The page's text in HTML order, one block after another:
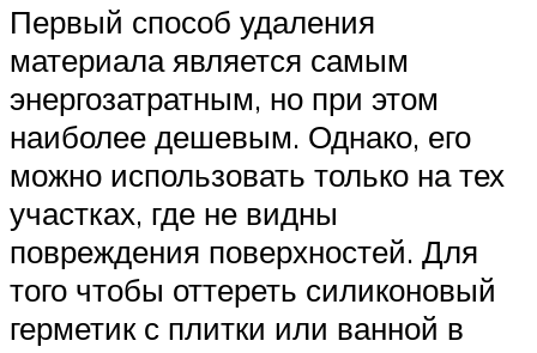
Первый способ удаления
материала является самым
энергозатратным, но при этом
наиболее дешевым. Однако, его
можно использовать только на тех
участках, где не видны
повреждения поверхностей. Для
того чтобы оттереть силиконовый
герметик с плитки или ванной в